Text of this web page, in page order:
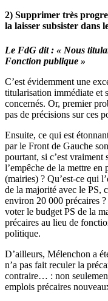
2) Supprimer très
la laisser subsister dans
Le FdG dit : « Nous
Fonction publique »
C’est évidemment une
titularisation immédiate et
concernés. Or, premier
pas de précisions sur ces
Ensuite, ce qui est
par le Front de Gauche
pourtant, si c’est vraiment
l’empêche de la mettre
(mairies) ? Qu’est-ce qui
de la majorité avec le PS,
environ 20 000 précaires
voter le budget PS de la
précaires au lieu de
politique.
D’ailleurs, Mélenchon a
n’a pas fait reculer la
contraire… : non
emplois précaires